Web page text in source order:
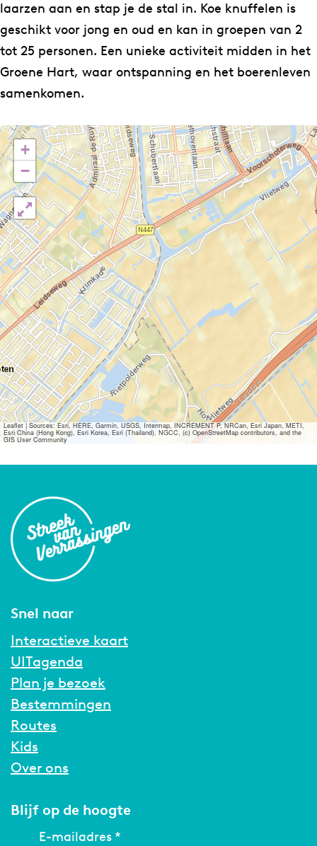
laarzen aan en stap je de stal in. Koe knuffelen is
geschikt voor jong en oud en kan in groepen van 2
tot 25 personen. Een unieke activiteit midden in het
Groene Hart, waar ontspanning en het boerenleven
samenkomen.
+
−
Leaflet| Sources: Esri, HERE, Garmin, USGS, Intermap, INCREMENT P, NRCan, Esri Japan, METI,
Esri China (Hong Kong), Esri Korea, Esri (Thailand), NGCC, (c) OpenStreetMap contributors, and the
GIS User Community
Snel naar
Interactieve kaart
UITagenda
Plan je bezoek
Bestemmingen
Routes
Kids
Over ons
Blijf op de hoogte
E-mailadres*